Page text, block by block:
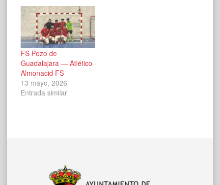
FS Pozo de
Guadalajara — Atlético
Almonacid FS
13 mayo, 2026
Entrada similar